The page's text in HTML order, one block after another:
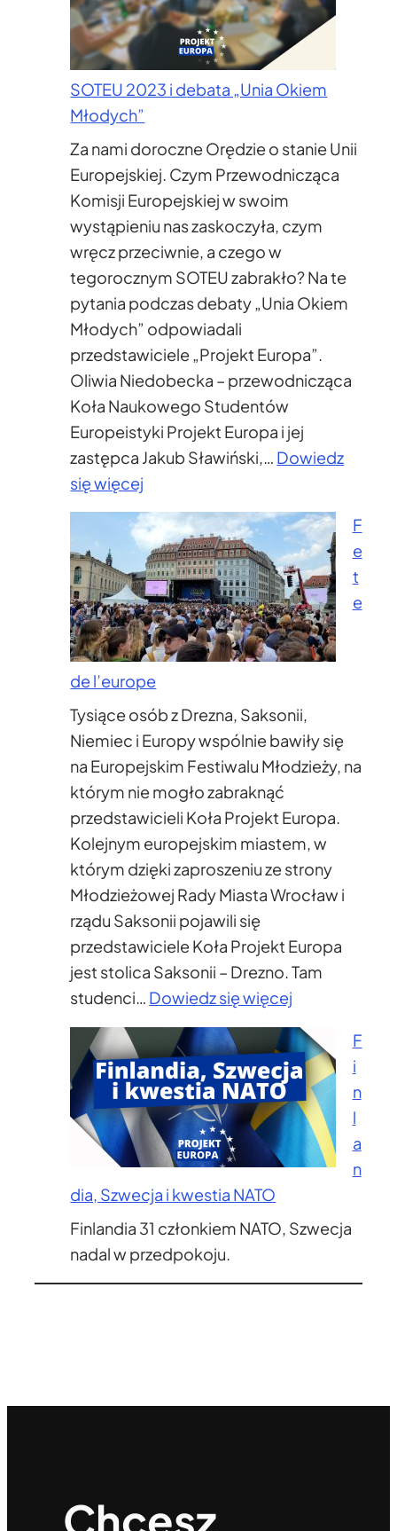
SOTEU 2023 i debata „Unia Okiem
Młodych”
Za nami doroczne Orędzie o stanie Unii
Europejskiej. Czym Przewodnicząca
Komisji Europejskiej w swoim
wystąpieniu nas zaskoczyła, czym
wręcz przeciwnie, a czego w
tegorocznym SOTEU zabrakło? Na te
pytania podczas debaty „Unia Okiem
Młodych” odpowiadali
przedstawiciele „Projekt Europa”.
Oliwia Niedobecka – przewodnicząca
Koła Naukowego Studentów
Europeistyki Projekt Europa i jej
zastępca Jakub Sławiński,… Dowiedz
się więcej
SOTEU
2023
i
debata
„Unia
Okiem
Młodych”
F
e
t
e
de l’europe
Tysiące osób z Drezna, Saksonii,
Niemiec i Europy wspólnie bawiły się
na Europejskim Festiwalu Młodzieży, na
którym nie mogło zabraknąć
przedstawicieli Koła Projekt Europa.
Kolejnym europejskim miastem, w
którym dzięki zaproszeniu ze strony
Młodzieżowej Rady Miasta Wrocław i
rządu Saksonii pojawili się
przedstawiciele Koła Projekt Europa
jest stolica Saksonii – Drezno. Tam
studenci… Dowiedz się więcej
Fete
de
l’europe
F
i
n
l
a
n
dia, Szwecja i kwestia NATO
Finlandia 31 członkiem NATO, Szwecja
nadal w przedpokoju.
Chcesz